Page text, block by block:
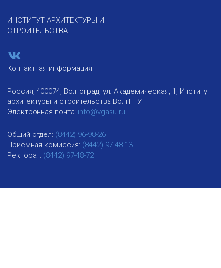
ИНСТИТУТ АРХИТЕКТУРЫ И
СТРОИТЕЛЬСТВА
Контактная информация
Россия, 400074, Волгоград, ул. Академическая, 1, Институт
архитектуры и строительства ВолгГТУ
Электронная почта: info@vgasu.ru
Общий отдел: (8442) 96-98-26
Приемная комиссия: (8442) 97-48-13
Ректорат: (8442) 97-48-72